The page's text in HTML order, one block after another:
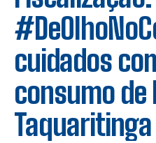
cuidados
consumo de
Taquaritinga